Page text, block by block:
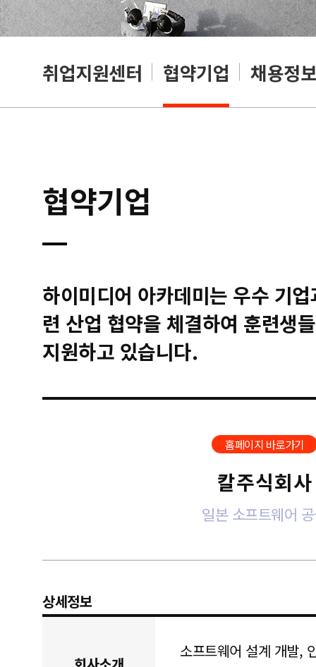
취업지원센터 협약기업 채용정보
협약기업
하이미디어 아카데미는 우수 기
련 산업 협약을 체결하여 훈련생
지원하고 있습니다.
홈페이지 바로가기
칼주식회사
일본 소프트웨어
상세정보
소프트웨어 설계 개발,